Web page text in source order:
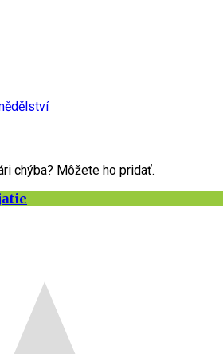
chýba? Môžete ho pridať.